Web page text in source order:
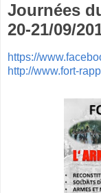
Journées
20-21/09/
https://
http://www.fort-